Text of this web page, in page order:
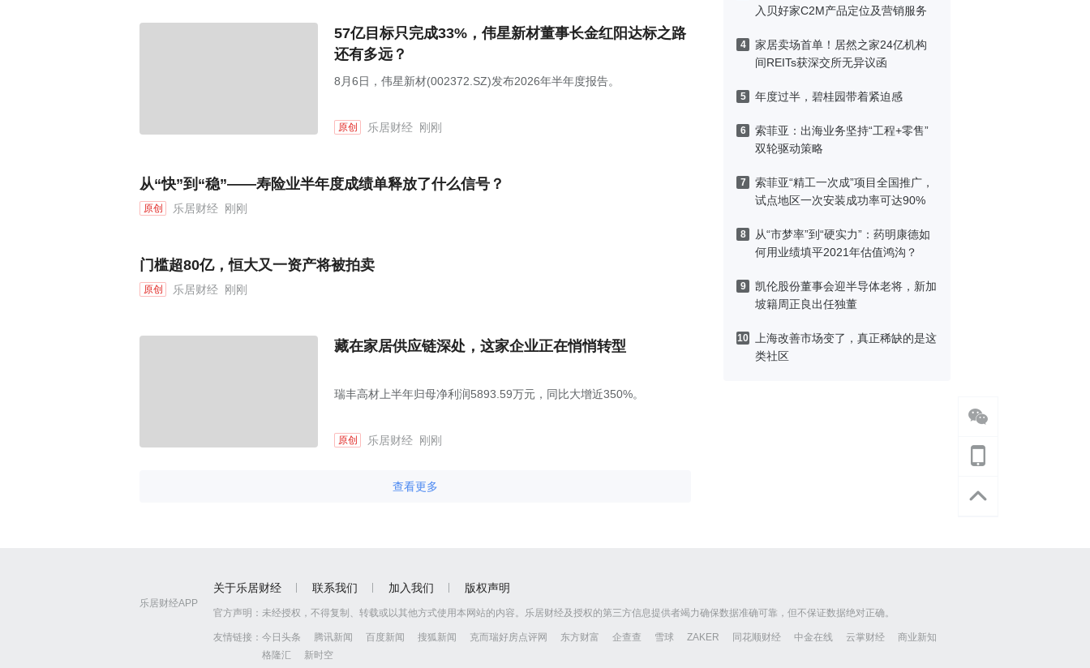
入贝好家C2M产品定位及营销服务
4
家居卖场首单！居然之家24亿机构
间REITs获深交所无异议函
5 年度过半，碧桂园带着紧迫感
6
索菲亚：出海业务坚持“工程+零售”
双轮驱动策略
7
索菲亚“精工一次成”项目全国推广，
试点地区一次安装成功率可达90%
8
从“市梦率”到“硬实力”：药明康德如
何用业绩填平2021年估值鸿沟？
9
凯伦股份董事会迎半导体老将，新加
坡籍周正良出任独董
10
上海改善市场变了，真正稀缺的是这
类社区
57亿目标只完成33%，伟星新材董事长金红阳达标之路
还有多远？
8月6日，伟星新材(002372.SZ)发布2026年半年度报告。
原创 乐居财经 刚刚
从“快”到“稳”——寿险业半年度成绩单释放了什么信号？
原创 乐居财经 刚刚
门槛超80亿，恒大又一资产将被拍卖
原创 乐居财经 刚刚
藏在家居供应链深处，这家企业正在悄悄转型
瑞丰高材上半年归母净利润5893.59万元，同比大增近350%。
原创 乐居财经 刚刚
查看更多
乐居财经APP
关于乐居财经 联系我们 加入我们 版权声明
官方声明： 未经授权，不得复制、转载或以其他方式使用本网站的内容。乐居财经及授权的第三方信息提供者竭力确保数据准确可靠，但不保证数据绝对正确。
友情链接： 今日头条 腾讯新闻 百度新闻 搜狐新闻 克而瑞好房点评网 东方财富 企查查 雪球 ZAKER 同花顺财经 中金在线 云掌财经
商业新知
格隆汇
新时空